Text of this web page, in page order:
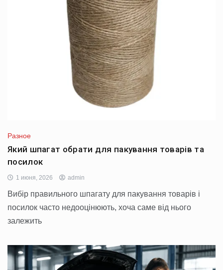
Разное
Який шпагат обрати для пакування товарів та
посилок
1 июня, 2026 admin
Вибір правильного шпагату для пакування товарів і
посилок часто недооцінюють, хоча саме від нього
залежить